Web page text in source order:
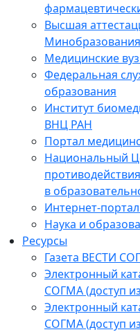
Высшая
Медицинские
Федеральная
образования
Институт
ВНЦ РАН
Портал
Национальный
в
Интернет-
Наука и
Ресурсы
Газета ВЕСТИ
Электронный
СОГМА (доступ
Электронный
СОГМА (доступ